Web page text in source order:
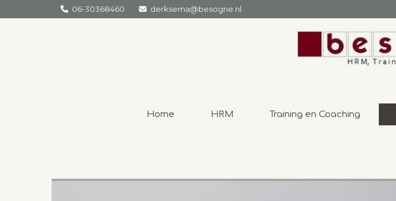
 06-30368460  derksema@besogne.nl
Home HRM Training en Coaching